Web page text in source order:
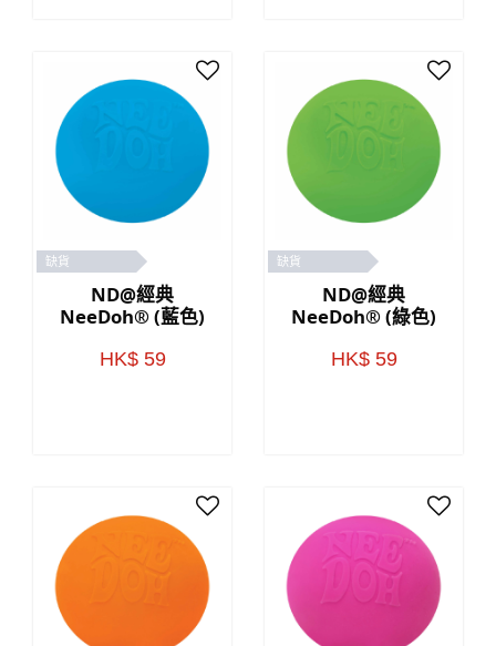
缺貨
ND@經典
NeeDoh® (藍色)
HK$ 59
缺貨
ND@經典
NeeDoh® (綠色)
HK$ 59